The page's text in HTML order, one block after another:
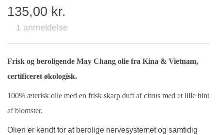
135,00 kr.
1 anmeldelse
Frisk og beroligende May Chang olie fra Kina & Vietnam,
certificeret økologisk.
100% æterisk olie med en frisk skarp duft af citrus med et lille hint
af blomster.
Olien er kendt for at berolige nervesystemet og samtidig